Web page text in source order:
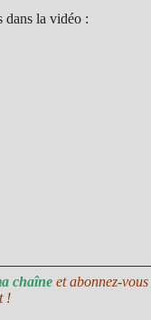
dans la vidéo :
chaîne et abonnez-vous
!